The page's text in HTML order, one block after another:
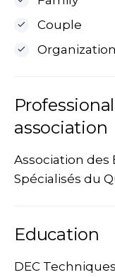
Couple
association
Association des
Spécialisés du
Education
DEC